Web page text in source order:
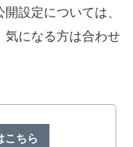
設定については、
気になる方は合わせ
こちら